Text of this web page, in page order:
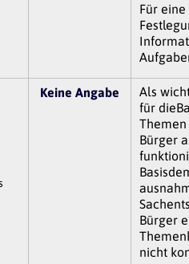
Für
Keine Angabe
Als
für
Bürger
Bürger
nicht